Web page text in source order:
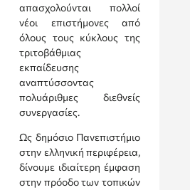
απασχολούνται πολλοί
νέοι επιστήμονες από
όλους τους κύκλους της
τριτοβάθμιας
εκπαίδευσης
αναπτύσσοντας
πολυάριθμες διεθνείς
συνεργασίες.
Ως δημόσιο Πανεπιστήμιο
στην ελληνική περιφέρεια,
δίνουμε ιδιαίτερη έμφαση
στην πρόοδο των τοπικών